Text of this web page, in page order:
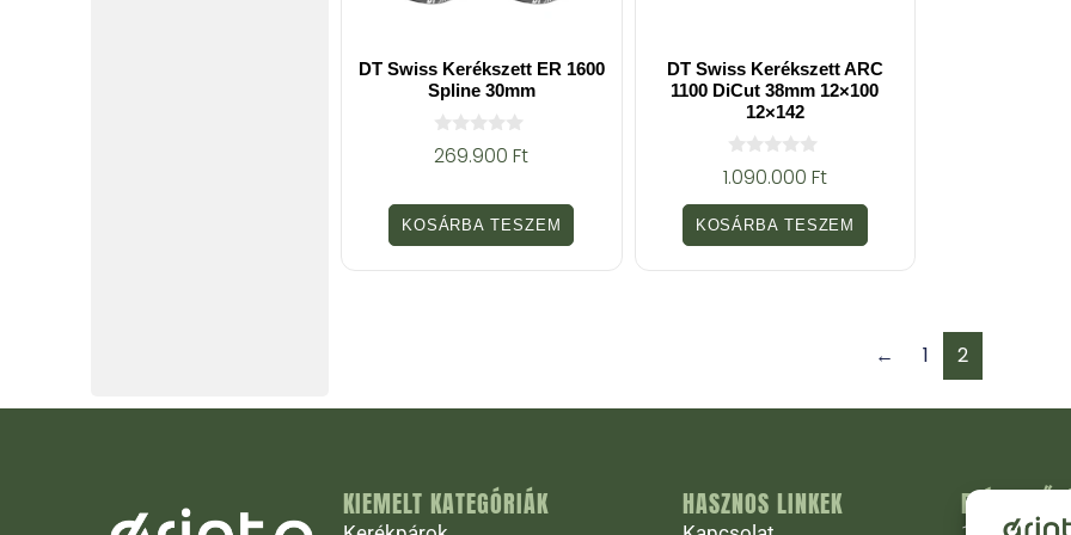
DT Swiss Kerékszett ER 1600
Spline 30mm
0
a
b
ő
269.900Ft
KOSÁRBA TESZEM
DT Swiss Kerékszett ARC
1100 DiCut 38mm 12×100
12×142
0
a
z
5
-
b
ő
1.090.000 Ft
KOSÁRBA TESZEM
← 1 2
KIEMELT KATEGÓRIÁK HASZNOS LINKEK